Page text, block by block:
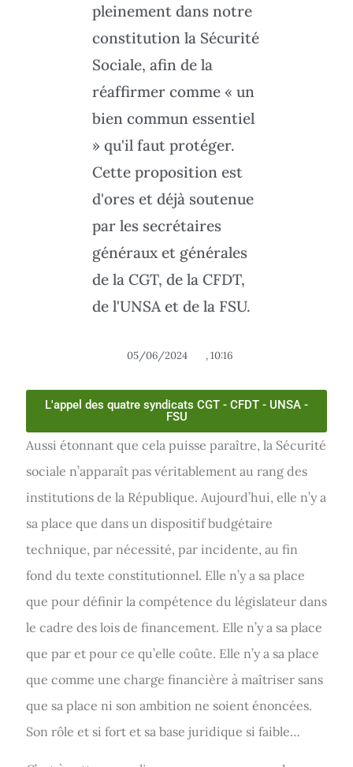
pleinement dans notre
constitution la Sécurité
Sociale, afin de la
réaffirmer comme « un
bien commun essentiel
» qu'il faut protéger.
Cette proposition est
d'ores et déjà soutenue
par les secrétaires
généraux et générales
de la CGT, de la CFDT,
de l'UNSA et de la FSU.
05/06/2024 , 10:16
L'appel des quatre syndicats CGT - CFDT - UNSA -
FSU
Aussi étonnant que cela puisse paraître, la Sécurité
sociale n’apparaît pas véritablement au rang des
institutions de la République. Aujourd’hui, elle n’y a
sa place que dans un dispositif budgétaire
technique, par nécessité, par incidente, au fin
fond du texte constitutionnel. Elle n’y a sa place
que pour définir la compétence du législateur dans
le cadre des lois de financement. Elle n’y a sa place
que par et pour ce qu’elle coûte. Elle n’y a sa place
que comme une charge financière à maîtriser sans
que sa place ni son ambition ne soient énoncées.
Son rôle et si fort et sa base juridique si faible…